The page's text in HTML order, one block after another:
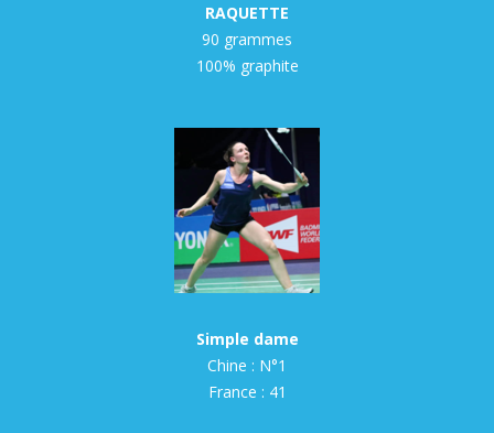
RAQUETTE
90 grammes
100% graphite
Simple dame
Chine : N°1
France : 41